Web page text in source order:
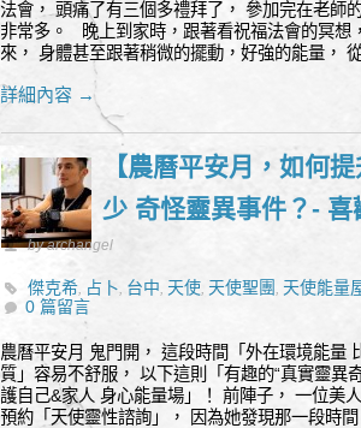
法會， 頭痛了有三個多禮拜了， 參加完在老師
非常多。 晚上到家時，跟著看祝福法會的冥想
來， 身體甚至跟著稍微的擺動，好強的能量，
詳細內容 →
【農曆平安月，如何
少 奇怪靈異事件？-
by archangel
傑克希, 占卜, 台中, 天使, 天使聖團, 天使能量
能量水晶飾品
0 篇留言
農曆平安月 鬼門開， 這段時間「外在環境能量
質」容易不舒服， 以下這則「有趣的“真實靈異
護自己&家人 身心能量場」！ 前陣子， 一位美
預約「天使靈性諮詢」， 因為她發現那一段時